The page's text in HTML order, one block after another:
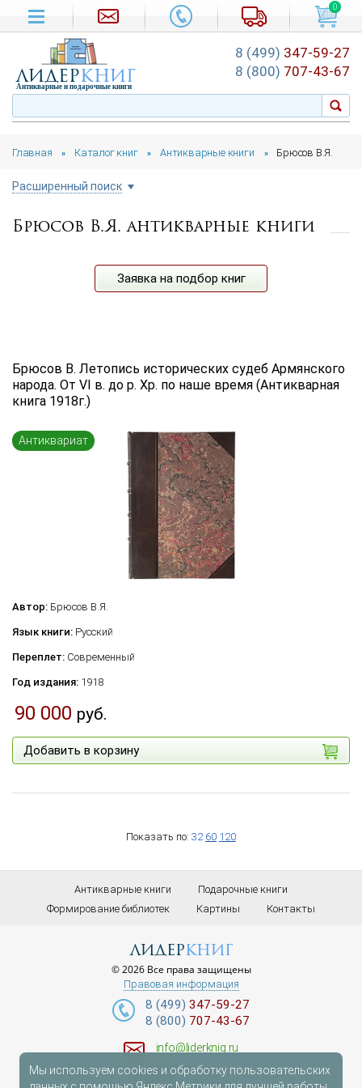
Главная » Каталог книг » Антикварные книги » Брюсов В.Я.
Расширенный поиск
Цена руб.
Язык книги
...
Переплет
...
по году издания
по дате поступления (новинки)
Брюсов В.Я. антикварные книги
Заявка на подбор книг
Брюсов В. Летопись исторических судеб Армянского
народа. От VI в. до р. Хр. по наше время (Антикварная
книга 1918г.)
Антиквариат
Автор: Брюсов В.Я.
Язык книги: Русский
Переплет: Современный
Год издания: 1918
90 000 руб.
Добавить в корзину
Показать по: 32 60 120
0
лидеркниг
Антикварные и подарочные книги
8 (499) 347-59-27
8 (800) 707-43-67
Антикварные книги
Подарочные книги
Формирование библиотек
Картины Контакты
лидеркниг
© 2026 Все права защищены
Правовая информация
8 (499) 347-59-27
8 (800) 707-43-67
info@liderknig.ru
Доставка
Мы используем cookies и обработку пользовательских